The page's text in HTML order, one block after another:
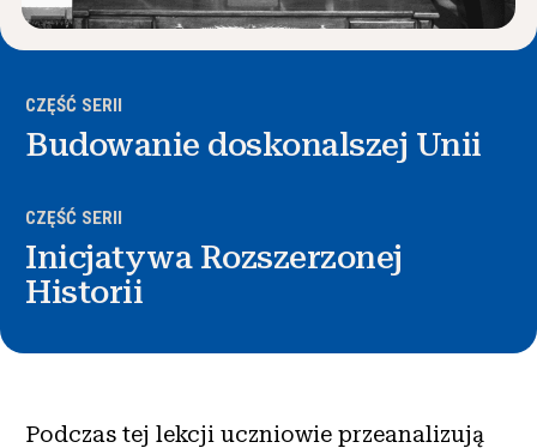
CZĘŚĆ SERII
Budowanie doskonalszej Unii
CZĘŚĆ SERII
Inicjatywa Rozszerzonej
Historii
Podczas tej lekcji uczniowie przeanalizują